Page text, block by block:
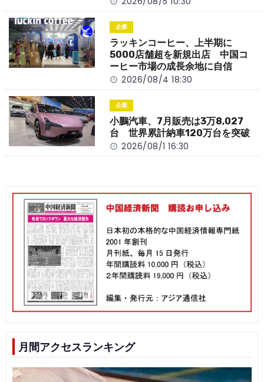
企業
ラッキンコーヒー、上半期に
5000店舗超を新規出店 中国コ
ーヒー市場の成長余地に自信
2026/08/4 18:30
企業
小鵬汽車、7月販売は3万8,027
台 世界累計納車120万台を突破
2026/08/1 16:30
月間アクセスランキング